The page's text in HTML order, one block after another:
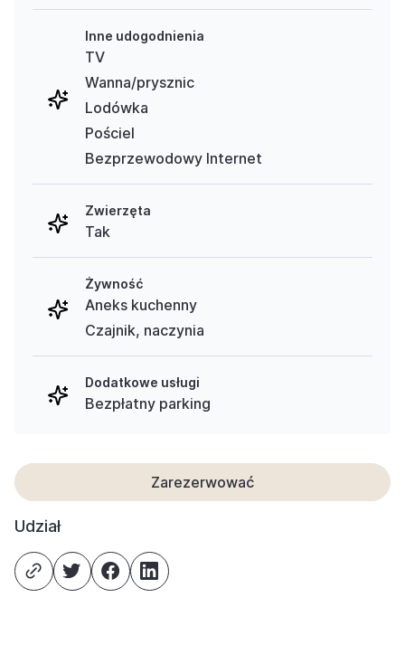
Inne udogodnienia
TV
Wanna/prysznic
Lodówka
Pościel
Bezprzewodowy Internet
Zwierzęta
Tak
Żywność
Aneks kuchenny
Czajnik, naczynia
Dodatkowe usługi
Bezpłatny parking
Zarezerwować
Udział